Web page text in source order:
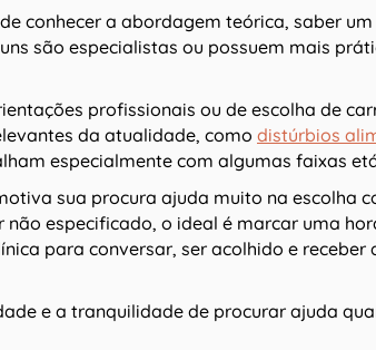
conhecer a abordagem teórica, saber
são especialistas ou possuem mais
profissionais ou de escolha de
da atualidade, como distúrbios
especialmente com algumas faixas
sua procura ajuda muito na escolha
não especificado, o ideal é marcar uma
para conversar, ser acolhido e receber
e a tranquilidade de procurar ajuda